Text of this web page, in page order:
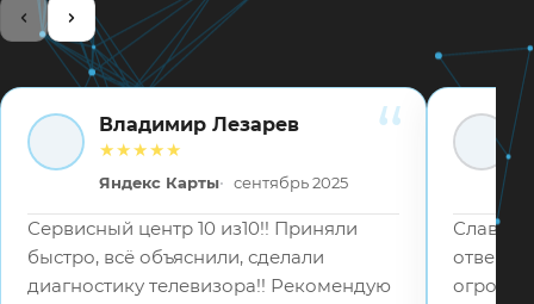
Отзывы на Яндекс Картах↗
ВЛ
Владимир Лезарев
★★★★★
Яндекс Карты сентябрь 2025
Сервисный центр 10 из10!! Приняли
быстро, всё объяснили, сделали
ВВ
Слава